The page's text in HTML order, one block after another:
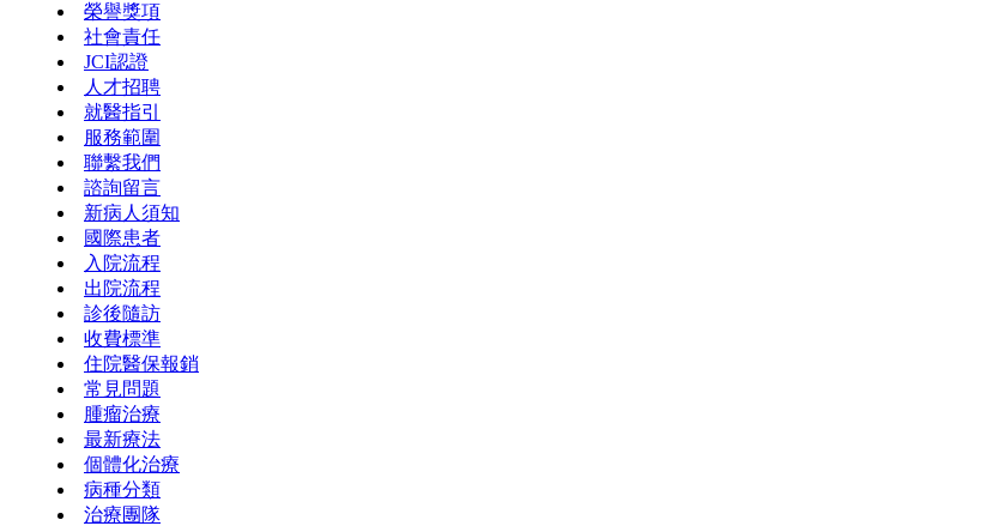
榮譽獎項
社會責任
JCI認證
人才招聘
就醫指引
服務範圍
聯繫我們
諮詢留言
新病人須知
國際患者
入院流程
出院流程
診後隨訪
收費標準
住院醫保報銷
常見問題
腫瘤治療
最新療法
個體化治療
病種分類
治療團隊